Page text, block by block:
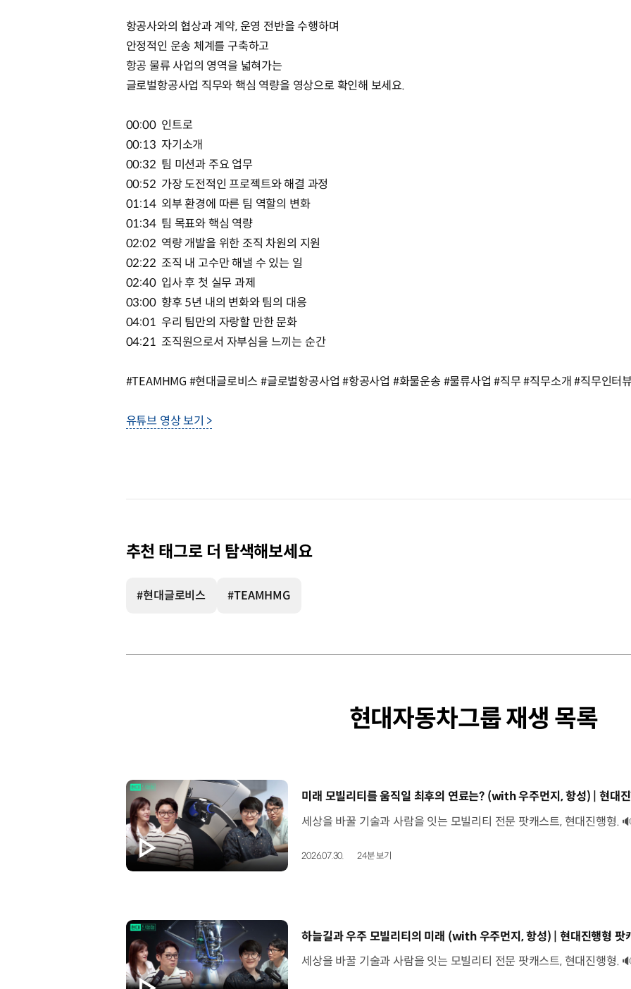
항공사와의 협상과 계약, 운영 전반을 수행하며
안정적인 운송 체계를 구축하고
항공 물류 사업의 영역을 넓혀가는
글로벌항공사업 직무와 핵심 역량을 영상으로 확인해 보세요.
00:00 인트로
00:13 자기소개
00:32 팀 미션과 주요 업무
00:52 가장 도전적인 프로젝트와 해결 과정
01:14 외부 환경에 따른 팀 역할의 변화
01:34 팀 목표와 핵심 역량
02:02 역량 개발을 위한 조직 차원의 지원
02:22 조직 내 고수만 해낼 수 있는 일
02:40 입사 후 첫 실무 과제
03:00 향후 5년 내의 변화와 팀의 대응
04:01 우리 팀만의 자랑할 만한 문화
04:21 조직원으로서 자부심을 느끼는 순간
#TEAMHMG #현대글로비스 #글로벌항공사업 #항공사업 #화물운송 #물류사업 #직무 #직무소개 #직무인터
유튜브 영상 보기 >
추천 태그로 더 탐색해보세요
#현대글로비스 #TEAMHMG
현대자동차그룹 재생 목록
[동영상]
미래 모빌리티를 움직일 최후의 연료는? (with 우주먼지, 항성) | 현대
2026.07.30. 24분 보기
[동영상]
하늘길과 우주 모빌리티의 미래 (with 우주먼지, 항성) | 현대진행형 팟